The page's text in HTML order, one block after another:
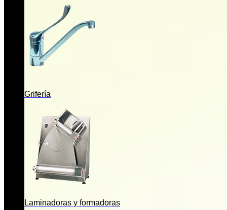
Grifería
Laminadoras y formadoras